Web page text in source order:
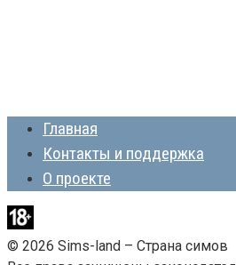
Главная
Контакты и поддержка
О проекте
© 2026 Sims-land – Страна симов